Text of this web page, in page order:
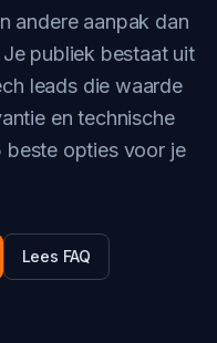
andere aanpak dan
publiek bestaat uit
leads die waarde
en technische
beste opties voor je
Lees FAQ